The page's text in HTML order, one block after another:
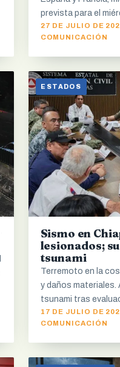
prevista para el
27 DE JULIO DE
COMUNICACIÓN
ESTADOS
Sismo en
lesionados;
tsunami
Terremoto en la
y daños
tsunami tras
17 DE JULIO DE
COMUNICACIÓN